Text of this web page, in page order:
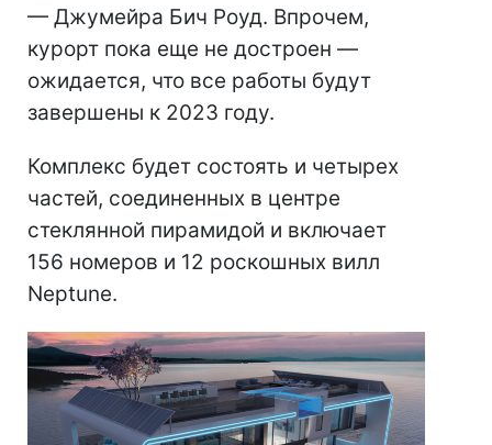
— Джумейра Бич Роуд. Впрочем,
курорт пока еще не достроен —
ожидается, что все работы будут
завершены к 2023 году.
Комплекс будет состоять и четырех
частей, соединенных в центре
стеклянной пирамидой и включает
156 номеров и 12 роскошных вилл
Neptune.